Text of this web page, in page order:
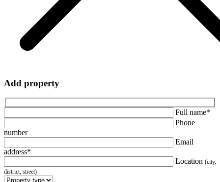
Add property
Full name*
Phone
number
Email
address*
Location (city,
district, street)